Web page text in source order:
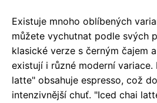
Existuje mnoho oblíbených
můžete vychutnat podle svých
klasické verze s černým čajem
existují i různé moderní
latte" obsahuje espresso, což
intenzivnější chuť. "Iced chai